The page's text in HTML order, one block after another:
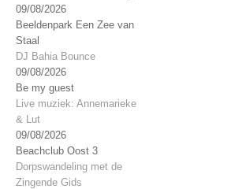
09/08/2026
Beeldenpark Een Zee van
Staal
DJ Bahia Bounce
09/08/2026
Be my guest
Live muziek: Annemarieke
& Lut
09/08/2026
Beachclub Oost 3
Dorpswandeling met de
Zingende Gids